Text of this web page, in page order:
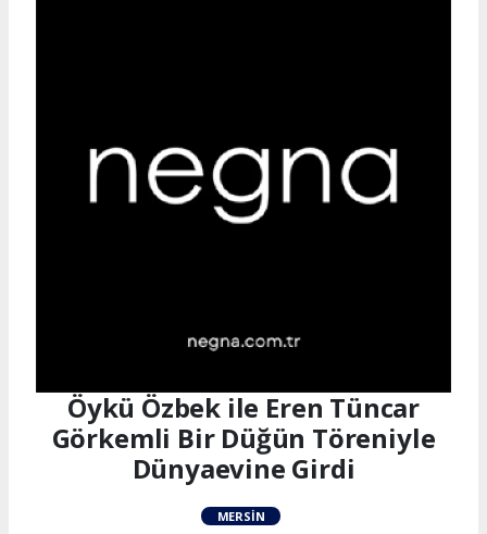
Öykü Özbek ile Eren Tüncar
Görkemli Bir Düğün Töreniyle
Dünyaevine Girdi
MERSIN